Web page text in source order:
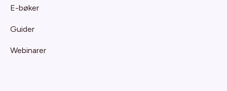
E-bøker
Guider
Webinarer